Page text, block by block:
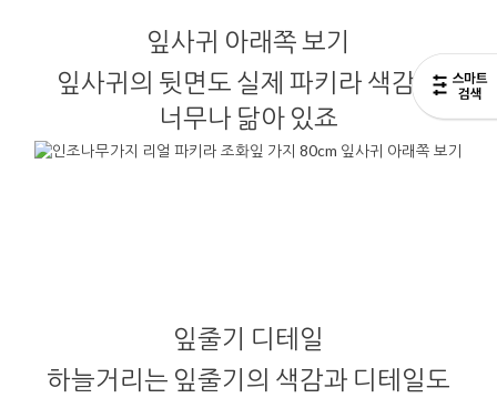
잎사귀 아래쪽 보기
잎사귀의 뒷면도 실제 파키라 색감과
너무나 닮아 있죠
잎줄기 디테일
하늘거리는 잎줄기의 색감과 디테일도